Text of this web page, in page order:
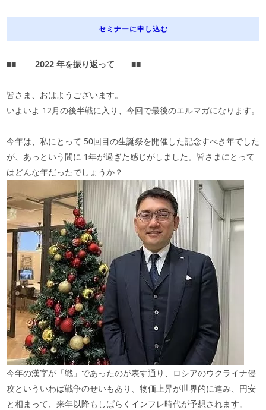
セミナーに申し込む
■■ 2022 年を振り返って ■■
皆さま、おはようございます。
いよいよ 12 月の後半戦に入り、今回で最後のエルマガになります。
今年は、私にとって 50回目の生誕祭を開催した記念すべき年でした
が、あっという間に 1年が過ぎた感じがしました。皆さまにとって
はどんな年だったでしょうか？
今年の漢字が「戦」であったのが表す通り、ロシアのウクライナ侵
攻といういわば戦争のせいもあり、物価上昇が世界的に進み、円安
と相まって、来年以降もしばらくインフレ時代が予想されます。